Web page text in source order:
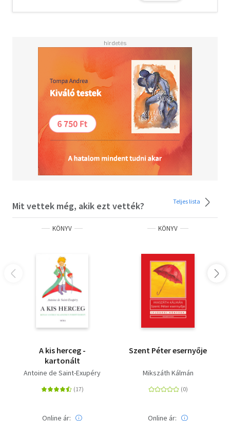
Mit vettek még, akik ezt vették? Teljes lista
KÖNYV
A kis herceg -
kartonált
Antoine de Saint-Exupéry
Online ár:
KÖNYV
Szent Péter esernyője
Mikszáth Kálmán
Online ár: